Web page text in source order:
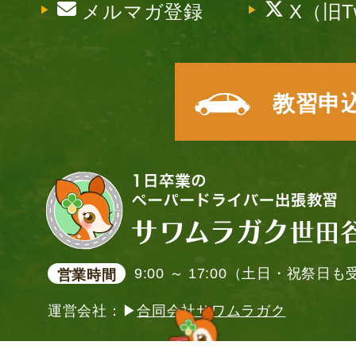
メルマガ登録 X（旧
教習申
営業時間 9:00 ～ 17:00（土日・祝祭日も
運営会社：▶合同会社サワムラガク